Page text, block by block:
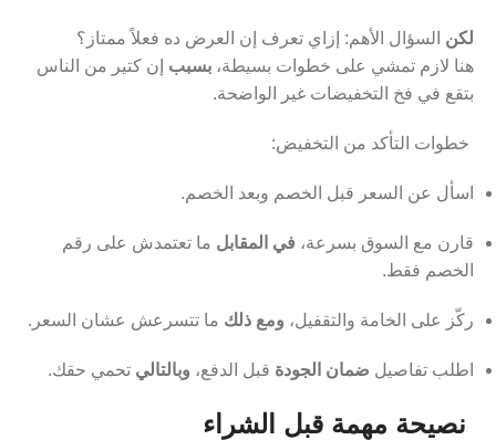
لكن السؤال الأهم: إزاي تعرف إن العرض ده فعلاً ممتاز؟
هنا لازم تمشي على خطوات بسيطة، بسبب إن كتير من الناس
بتقع في فخ التخفيضات غير الواضحة.
خطوات التأكد من التخفيض:
اسأل عن السعر قبل الخصم وبعد الخصم.
قارن مع السوق بسرعة، في المقابل ما تعتمدش على رقم
الخصم فقط.
ركّز على الخامة والتقفيل، ومع ذلك ما تتسرعش عشان السعر.
اطلب تفاصيل ضمان الجودة قبل الدفع، وبالتالي تحمي حقك.
نصيحة مهمة قبل الشراء